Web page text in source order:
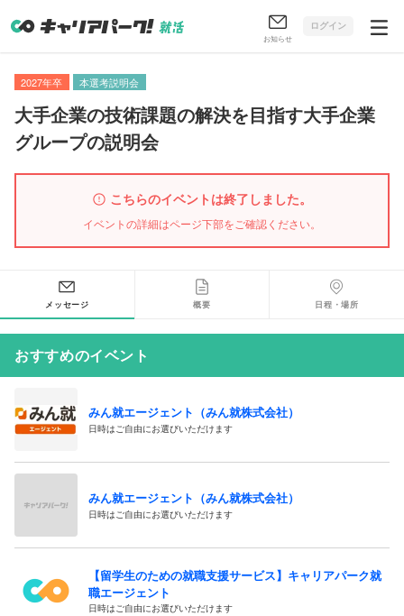
お知らせ
ログイン
2027年卒 本選考説明会
大手企業の技術課題の解決を目指す大手企業
グループの説明会
こちらのイベントは終了しました。
イベントの詳細はページ下部をご確認ください。
メッセージ 概要 日程・場所
おすすめのイベント
みん就エージェント（みん就株式会社）
日時はご自由にお選びいただけます
みん就エージェント（みん就株式会社）
日時はご自由にお選びいただけます
【留学生のための就職支援サービス】キャリアパーク就
職エージェント
日時はご自由にお選びいただけます